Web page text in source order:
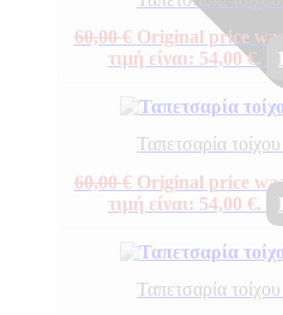
60,00€ Original price
τιμή είναι: 54,00 €.
Ταπετσαρία
60,00€ Original price
τιμή είναι: 54,00 €.
Ταπετσαρία